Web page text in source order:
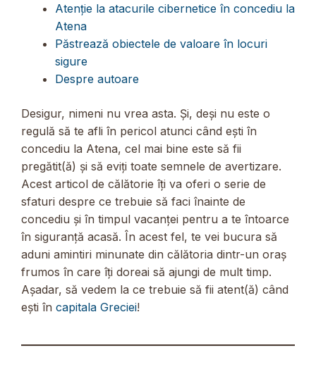
Atenție la atacurile cibernetice în concediu la
Atena
Păstrează obiectele de valoare în locuri
sigure
Despre autoare
Desigur, nimeni nu vrea asta. Și, deși nu este o
regulă să te afli în pericol atunci când ești în
concediu la Atena, cel mai bine este să fii
pregătit(ă) și să eviți toate semnele de avertizare.
Acest articol de călătorie îți va oferi o serie de
sfaturi despre ce trebuie să faci înainte de
concediu și în timpul vacanței pentru a te întoarce
în siguranță acasă. În acest fel, te vei bucura să
aduni amintiri minunate din călătoria dintr-un oraș
frumos în care îți doreai să ajungi de mult timp.
Așadar, să vedem la ce trebuie să fii atent(ă) când
ești în capitala Greciei!